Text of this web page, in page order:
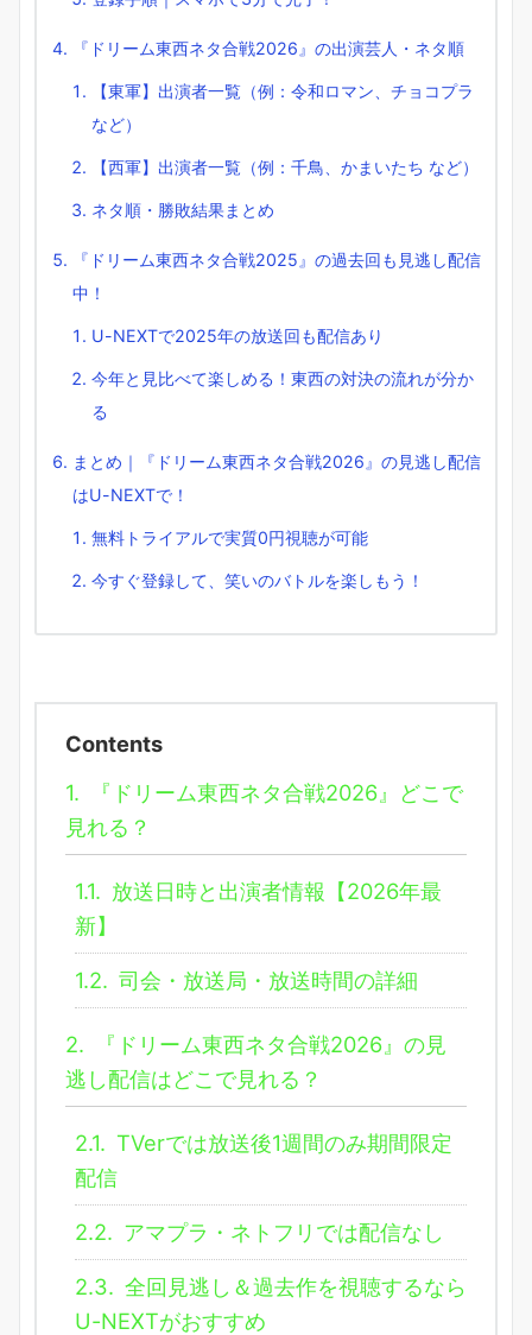
『ドリーム東西ネタ合戦2026』の出演芸人・ネタ順
【東軍】出演者一覧（例：令和ロマン、チョコプラ
など）
【西軍】出演者一覧（例：千鳥、かまいたち など）
ネタ順・勝敗結果まとめ
『ドリーム東西ネタ合戦2025』の過去回も見逃し配信
中！
U-NEXTで2025年の放送回も配信あり
今年と見比べて楽しめる！東西の対決の流れが分か
る
まとめ｜『ドリーム東西ネタ合戦2026』の見逃し配信
はU-NEXTで！
無料トライアルで実質0円視聴が可能
今すぐ登録して、笑いのバトルを楽しもう！
Contents
1.
『ドリーム東西ネタ合戦2026』どこで
見れる？
1.1. 放送日時と出演者情報【2026年最
新】
1.2. 司会・放送局・放送時間の詳細
2.
『ドリーム東西ネタ合戦2026』の見
逃し配信はどこで見れる？
2.1. TVerでは放送後1週間のみ期間限定
配信
2.2. アマプラ・ネトフリでは配信なし
2.3. 全回見逃し＆過去作を視聴するなら
U-NEXTがおすすめ